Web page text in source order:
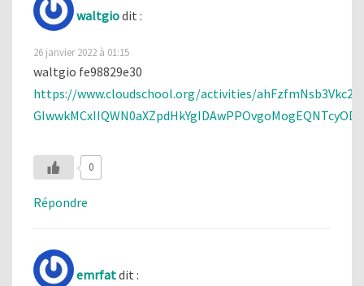
waltgiodit :
26 janvier 2022 à 01:15
waltgio fe98829e30
https://www.cloudschool.org/activities/
0
Répondre
emrfatdit :